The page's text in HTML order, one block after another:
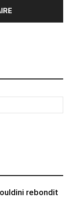
rebondit